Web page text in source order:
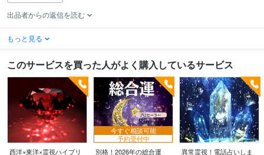
出品者からの返信を読む
もっと見る
このサービスを買った人がよく購入しているサービス
西洋×東洋×霊視ハイブリ
今すぐ相談可能
予約受付中
別格！2026年の総合運
異常霊視！電話占いしま